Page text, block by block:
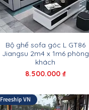
Bộ ghế sofa góc L GT86
Jiangsu 2m4 x 1m6 phòng
khách
Giá
8.500.000 ₫
Freeship VN